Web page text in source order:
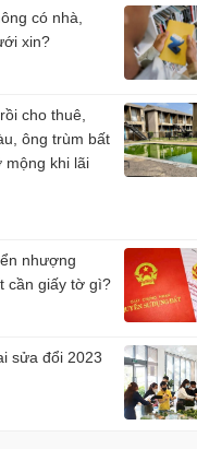
có nhà,
xin?
cho thuê,
ông trùm bất
mộng khi lãi
nhượng
cần giấy tờ gì?
sửa đổi 2023